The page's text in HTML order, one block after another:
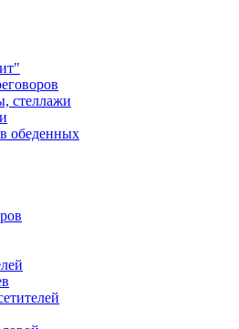
стеллажи
обеденных